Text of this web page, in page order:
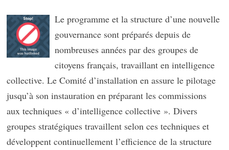
Le programme et la structure d’une nouvelle
gouvernance sont préparés depuis de
nombreuses années par des groupes de
citoyens français, travaillant en intelligence
collective. Le Comité d’installation en assure le pilotage
jusqu’à son instauration en préparant les commissions
aux techniques « d’intelligence collective ». Divers
groupes stratégiques travaillent selon ces techniques et
développent continuellement l’efficience de la structure